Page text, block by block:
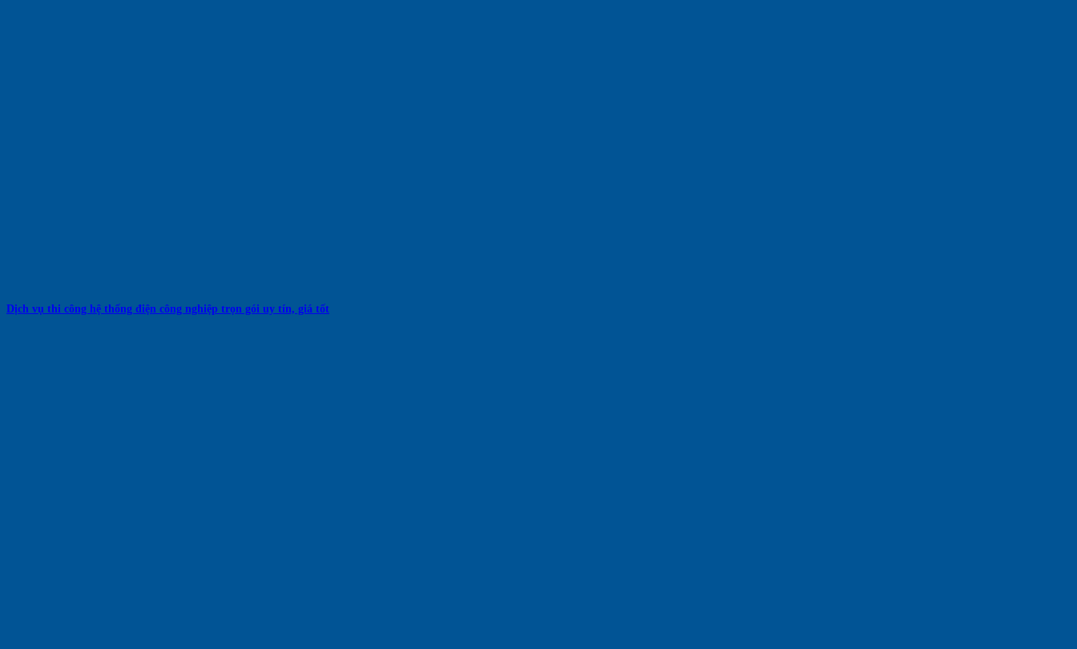
Dịch vụ thi công hệ thống điện công nghiệp trọn gói uy tín, giá tốt